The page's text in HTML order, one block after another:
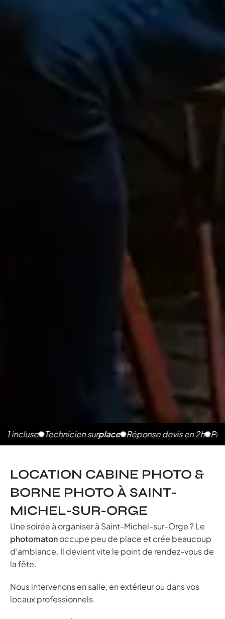
Technicien surplace Réponse devis en 2h Photos
LOCATION CABINE PHOTO &
BORNE PHOTO À SAINT-
MICHEL-SUR-ORGE
Une soirée à organiser à Saint-Michel-sur-Orge ? Le
photomatonoccupe peu de place et crée beaucoup
d’ambiance. Il devient vite le point de rendez-vous de
la fête.
Nous intervenons en salle, en extérieur ou dans vos
locaux professionnels.